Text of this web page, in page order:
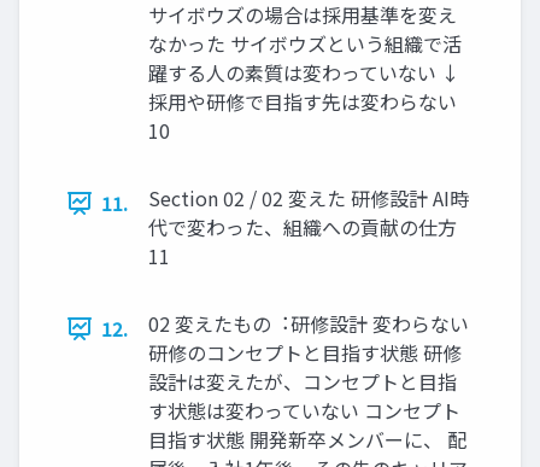
サイボウズの場合は採⽤基準を変え
なかった サイボウズという組織で活
躍する⼈の素質は変わっていない ↓
採⽤や研修で⽬指す先は変わらない
10
11.
Section 02 / 02 変えた 研修設計 AI時
代で変わった、組織への貢献の仕⽅
11
12.
02 変えたもの︓研修設計 変わらない
研修のコンセプトと⽬指す状態 研修
設計は変えたが、コンセプトと⽬指
す状態は変わっていない コンセプト
⽬指す状態 開発新卒メンバーに、 配